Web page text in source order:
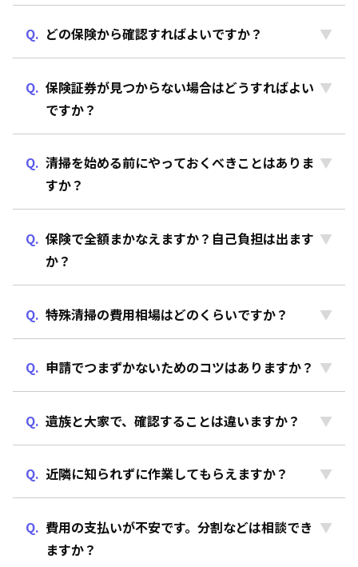
どの保険から確認すればよいですか？
保険証券が見つからない場合はどうすればよい
ですか？
清掃を始める前にやっておくべきことはありま
すか？
保険で全額まかなえますか？自己負担は出ます
か？
特殊清掃の費用相場はどのくらいですか？
申請でつまずかないためのコツはありますか？
遺族と大家で、確認することは違いますか？
近隣に知られずに作業してもらえますか？
費用の支払いが不安です。分割などは相談でき
ますか？